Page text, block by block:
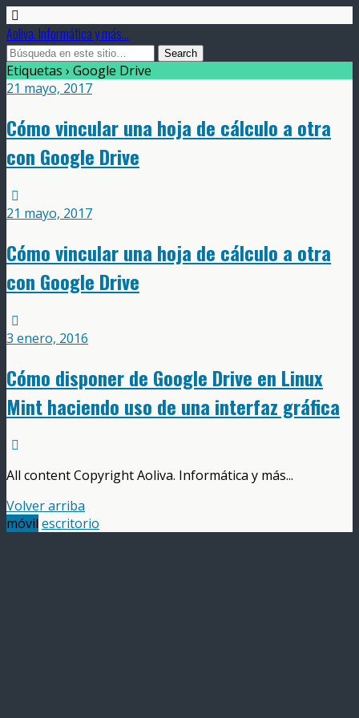
Aoliva. Informática y más...
Etiquetas › Google Drive
21 mayo, 2017
Cómo vincular una hoja de cálculo a otra
con Google Drive
21 mayo, 2017
Cómo vincular una hoja de cálculo a otra
con Google Drive
3 enero, 2016
Cómo disponer de Google Drive en Linux
Mint haciendo uso de una interfaz gráfica
All content Copyright Aoliva. Informática y más...
Volver arriba
móvil escritorio